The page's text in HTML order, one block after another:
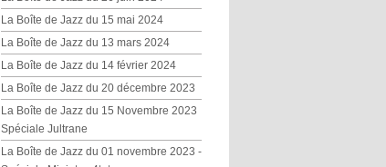
La Boîte de Jazz du 15 mai 2024
La Boîte de Jazz du 13 mars 2024
La Boîte de Jazz du 14 février 2024
La Boîte de Jazz du 20 décembre 2023
La Boîte de Jazz du 15 Novembre 2023
Spéciale Jultrane
La Boîte de Jazz du 01 novembre 2023 -